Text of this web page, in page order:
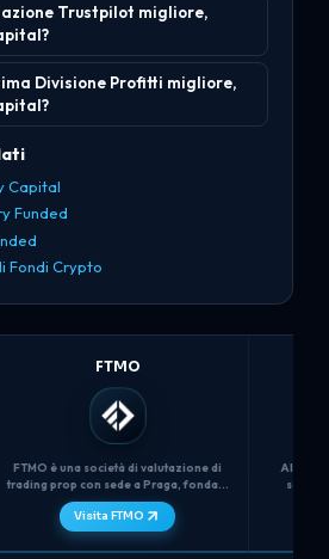
Trustpilot migliore,
Divisione Profitti migliore,
Capital
Funded
Fondi Crypto
FTMO
FTMO è una società di valutazione di
trading prop con sede a Praga, fondata
nel 2015, che utilizza una sfida in due
fasi (FTMO Challenge + Verifica) con
tempo illimitato, un rigoroso limite di
perdita massima giornaliera del 5% e...
Visita FTMO
Alpha